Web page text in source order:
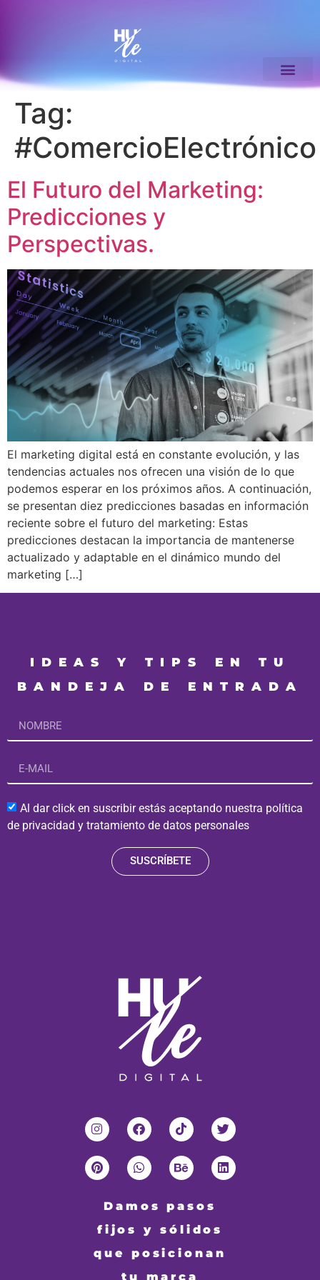
Tag:
#ComercioElectrónico
El Futuro del Marketing:
Predicciones y
Perspectivas.
El marketing digital está en constante evolución, y las
tendencias actuales nos ofrecen una visión de lo que
podemos esperar en los próximos años. A continuación,
se presentan diez predicciones basadas en información
reciente sobre el futuro del marketing: Estas
predicciones destacan la importancia de mantenerse
actualizado y adaptable en el dinámico mundo del
marketing […]
IDEAS Y TIPS EN TU
BANDEJA DE ENTRADA
Al dar click en suscribir estás aceptando nuestra política
de privacidad y tratamiento de datos personales
SUSCRÍBETE
Damos pasos
fijos y sólidos
que posicionan
tu marca